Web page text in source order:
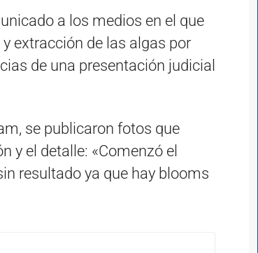
a los medios en el que
extracción de las algas por
de una presentación judicial
se publicaron fotos que
y el detalle: «Comenzó el
resultado ya que hay blooms